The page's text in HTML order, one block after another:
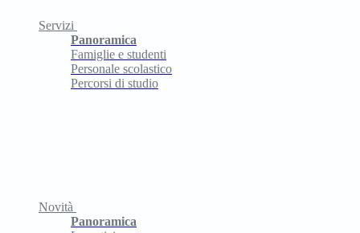
Servizi
Panoramica
Famiglie e studenti
Personale scolastico
Percorsi di studio
Novità
Panoramica